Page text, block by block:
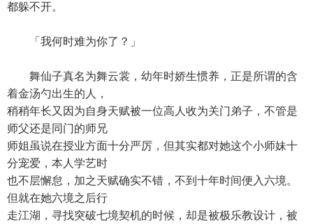
都躲不开。
「我何时难为你了？」
舞仙子真名为舞云裳，幼年时娇生惯养，正是所谓的含
着金汤勺出生的人，
稍稍年长又因为自身天赋被一位高人收为关门弟子，不管是
师父还是同门的师兄
师姐虽说在授业方面十分严厉，但其实都对她这个小师妹十
分宠爱，本人学艺时
也不层懈怠，加之天赋确实不错，不到十年时间便入六境。
但就在她六境之后行
走江湖，寻找突破七境契机的时候，却是被极乐教设计，被